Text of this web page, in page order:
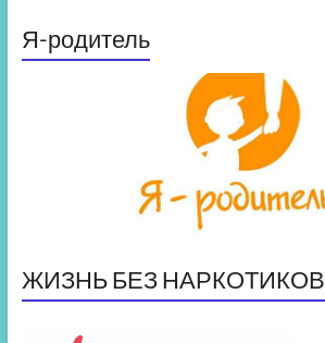
Я-родитель
ЖИЗНЬ БЕЗ НАРКОТИКОВ